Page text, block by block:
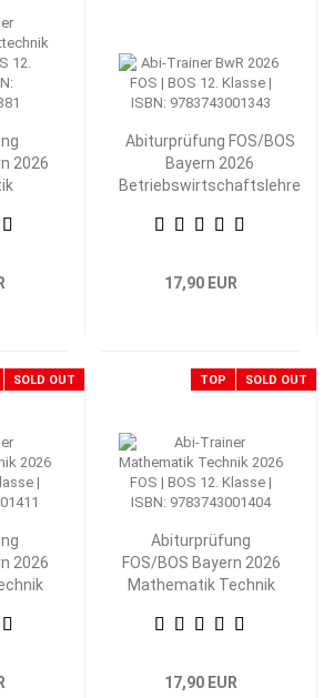
2026
Abiturprüfung FOS/BOS
Bayern 2026
Betriebswirtschaftslehre
Klasse
17,90 EUR
SOLD OUT
2026
TOP SOLD OUT
Abiturprüfung
FOS/BOS Bayern 2026
Mathematik Technik
17,90 EUR